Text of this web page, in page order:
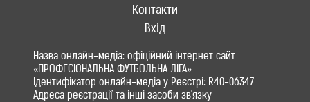
Контакти
Вхід
Назва онлайн-медіа: офіційний інтернет сайт
«ПРОФЕСІОНАЛЬНА ФУТБОЛЬНА ЛІГА»
Ідентифікатор онлайн-медіа у Реєстрі: R40-06347
Адреса реєстрації та інші засоби зв'язку